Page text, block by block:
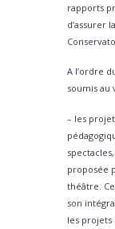
rapports
d’assurer
A l’ordre
soumis au
– les
proposée
théâtre.
son
les